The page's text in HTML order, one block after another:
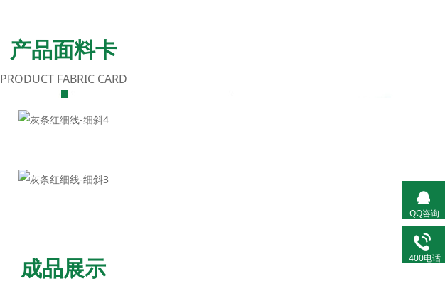
产品面料卡
PRODUCT FABRIC CARD
成品展示
QQ咨询
400电话